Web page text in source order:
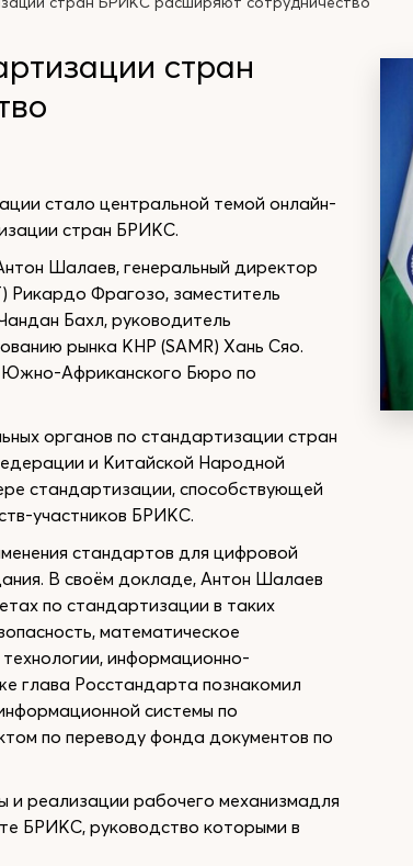
стран
стало центральной темой онлайн-
стран БРИКС.
Шалаев, генеральный директор
Рикардо Фрагозо, заместитель
Бахл, руководитель
рынка КНР (SAMR) Хань Сяо.
Южно-Африканского Бюро по
органов по стандартизации стран
и Китайской Народной
стандартизации, способствующей
участников БРИКС.
стандартов для цифровой
В своём докладе, Антон Шалаев
по стандартизации в таких
математическое
информационно-
глава Росстандарта познакомил
системы по
по переводу фонда документов по
реализации рабочего механизмадля
БРИКС, руководство которыми в